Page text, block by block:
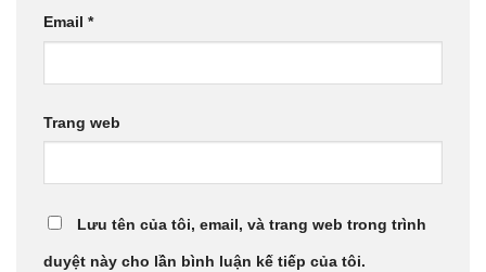
Email *
Trang web
Lưu tên của tôi, email, và trang web trong trình
duyệt này cho lần bình luận kế tiếp của tôi.